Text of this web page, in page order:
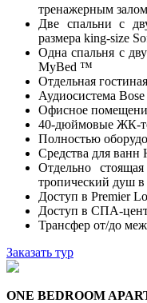
тренажерным залом
Две спальни с
размера king-size
Одна спальня с
MyBed ™
Отдельная
Аудиосистема
Офисное
40-дюймовые ЖК-
Полностью
Средства для ванн
Отдельно
тропический душ в
Доступ в Premier
Доступ в СПА-
Трансфер от/до
Заказать тур
ONE BEDROOM